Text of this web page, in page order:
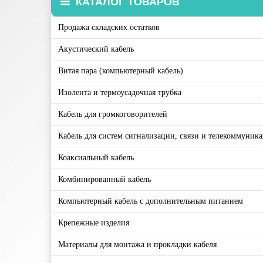
Продажа складских остатков
Акустический кабель
Витая пара (компьютерный кабель)
Изолента и термоусадочная трубка
Кабель для громкоговорителей
Кабель для систем сигнализации, связи и
Коаксиальный кабель
Комбинированный кабель
Компьютерный кабель с дополнительным питанием
Крепежные изделия
Материалы для монтажа и прокладки кабеля